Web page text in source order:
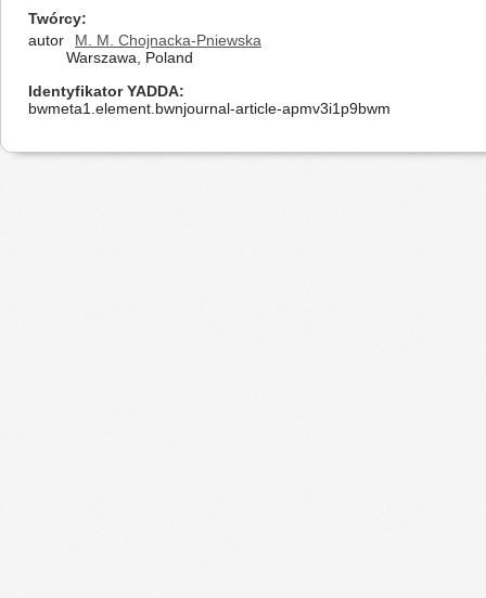
Twórcy
autor
M. M. Chojnacka-Pniewska
Warszawa, Poland
Identyfikator YADDA
bwmeta1.element.bwnjournal-article-apmv3i1p9bwm